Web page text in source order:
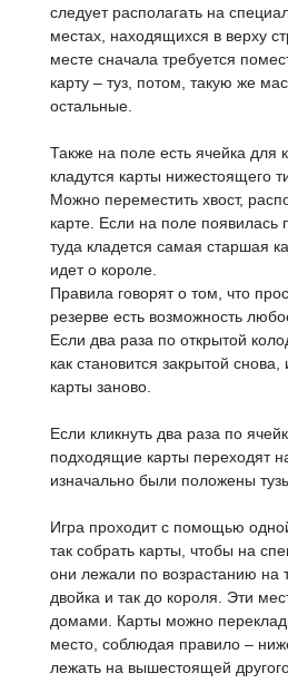
следует располагать на
местах, находящихся в верху
месте сначала требуется
карту – туз, потом, такую же
остальные.
Также на поле есть ячейка для
кладутся карты нижестоящего
Можно переместить хвост,
карте. Если на поле появилась
туда кладется самая старшая
идет о короле.
Правила говорят о том, что
резерве есть возможность
Если два раза по открытой
как становится закрытой
карты заново.
Если кликнуть два раза по
подходящие карты переходят
изначально были положены
Игра проходит с помощью
так собрать карты, чтобы на
они лежали по возрастанию на
двойка и так до короля. Эти
домами. Карты можно
место, соблюдая правило –
лежать на вышестоящей другого